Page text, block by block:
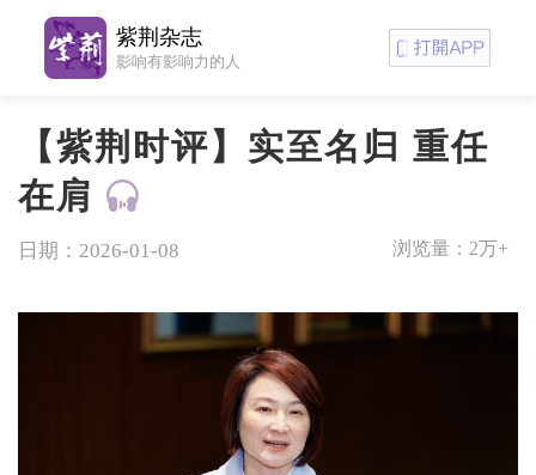
【紫荆时评】实至名归 重任
在肩
日期：2026-01-08 浏览量： 2万+
紫荆杂志
影响有影响力的人